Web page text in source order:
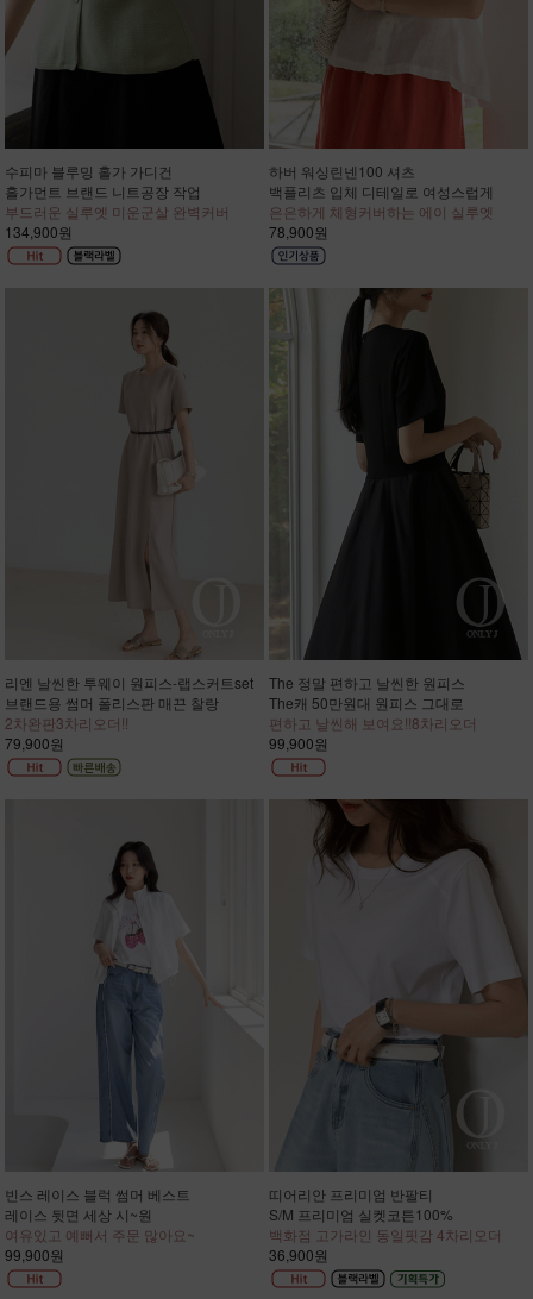
수피마 블루밍 홀가 가디건
홀가먼트 브랜드 니트공장 작업
부드러운 실루엣 미운군살 완벽커버
134,900원
하버 워싱린넨100 셔츠
백플리츠 입체 디테일로 여성스럽게
은은하게 체형커버하는 에이 실루엣
78,900원
리엔 날씬한 투웨이 원피스-랩스커트set
브랜드용 썸머 폴리스판 매끈 찰랑
2차완판3차리오더!!
79,900원
The 정말 편하고 날씬한 원피스
The캐 50만원대 원피스 그대로
편하고 날씬해 보여요!!8차리오더
99,900원
빈스 레이스 블럭 썸머 베스트
레이스 뒷면 세상 시~원
여유있고 예뻐서 주문 많아요~
99,900원
띠어리안 프리미엄 반팔티
S/M 프리미엄 실켓코튼100%
백화점 고가라인 동일핏감 4차리오더
36,900원